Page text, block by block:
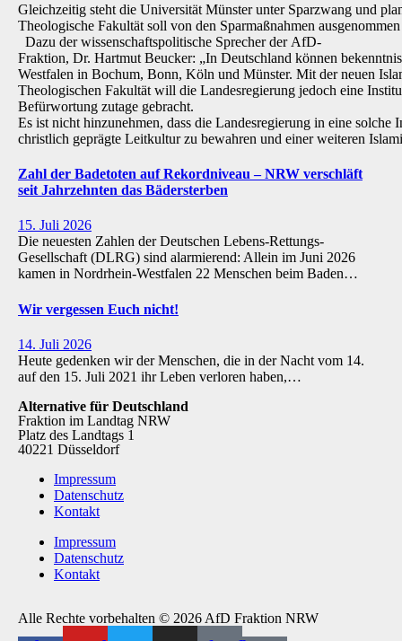
Gleichzeitig steht die Universität Münster unter Sparzwang und
Theologische Fakultät soll von den Sparmaßnahmen
Dazu der wissenschaftspolitische Sprecher der AfD-
Fraktion, Dr. Hartmut Beucker: „In Deutschland können
Westfalen in Bochum, Bonn, Köln und Münster. Mit der neuen
Theologischen Fakultät will die Landesregierung jedoch eine
Befürwortung zutage gebracht.
Es ist nicht hinzunehmen, dass die Landesregierung in eine
christlich geprägte Leitkultur zu bewahren und einer weiteren
Zahl der Badetoten auf Rekordniveau – NRW verschläft
seit Jahrzehnten das Bädersterben
15. Juli 2026
Die neuesten Zahlen der Deutschen Lebens-Rettungs-
Gesellschaft (DLRG) sind alarmierend: Allein im Juni 2026
kamen in Nordrhein-Westfalen 22 Menschen beim Baden…
Wir vergessen Euch nicht!
14. Juli 2026
Heute gedenken wir der Menschen, die in der Nacht vom 14.
auf den 15. Juli 2021 ihr Leben verloren haben,…
Alternative für Deutschland
Fraktion im Landtag NRW
Platz des Landtags 1
40221 Düsseldorf
Impressum
Datenschutz
Kontakt
Impressum
Datenschutz
Kontakt
Alle Rechte vorbehalten © 2026 AfD Fraktion NRW